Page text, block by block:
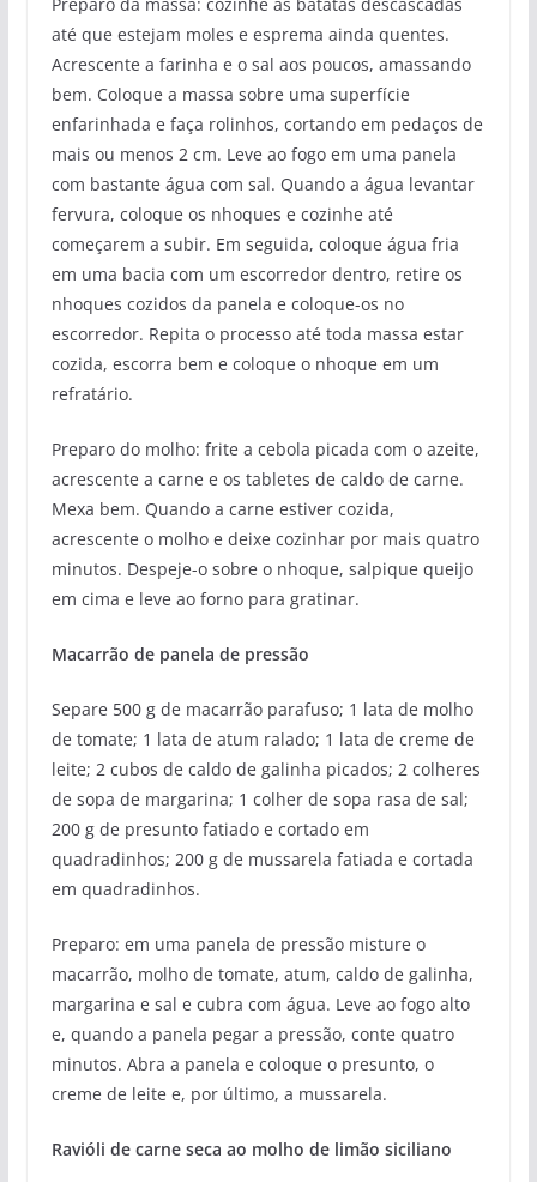
até que estejam moles e esprema ainda quentes.
Acrescente a farinha e o sal aos poucos, amassando
bem. Coloque a massa sobre uma superfície
enfarinhada e faça rolinhos, cortando em pedaços de
mais ou menos 2 cm. Leve ao fogo em uma panela
com bastante água com sal. Quando a água levantar
fervura, coloque os nhoques e cozinhe até
começarem a subir. Em seguida, coloque água fria
em uma bacia com um escorredor dentro, retire os
nhoques cozidos da panela e coloque-os no
escorredor. Repita o processo até toda massa estar
cozida, escorra bem e coloque o nhoque em um
refratário.
Preparo do molho: frite a cebola picada com o azeite,
acrescente a carne e os tabletes de caldo de carne.
Mexa bem. Quando a carne estiver cozida,
acrescente o molho e deixe cozinhar por mais quatro
minutos. Despeje-o sobre o nhoque, salpique queijo
em cima e leve ao forno para gratinar.
Macarrão de panela de pressão
Separe 500 g de macarrão parafuso; 1 lata de molho
de tomate; 1 lata de atum ralado; 1 lata de creme de
leite; 2 cubos de caldo de galinha picados; 2 colheres
de sopa de margarina; 1 colher de sopa rasa de sal;
200 g de presunto fatiado e cortado em
quadradinhos; 200 g de mussarela fatiada e cortada
em quadradinhos.
Preparo: em uma panela de pressão misture o
macarrão, molho de tomate, atum, caldo de galinha,
margarina e sal e cubra com água. Leve ao fogo alto
e, quando a panela pegar a pressão, conte quatro
minutos. Abra a panela e coloque o presunto, o
creme de leite e, por último, a mussarela.
Ravióli de carne seca ao molho de limão siciliano